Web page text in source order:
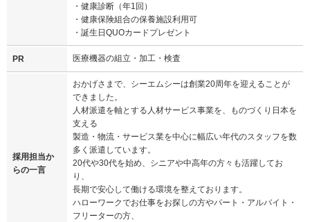
・健康診断（年1回）
・健康保険組合の保養施設利用可
・誕生日QUOカードプレゼント
PR 医療機器の組立・加工・検査
採用担当か
らの一言
おかげさまで、シーエムシーは創業20周年を迎えることが
できました。
人材派遣を軸とする人材サービス事業を、ものづくり日本を
支える
製造・物流・サービス業を中心に幅広い年代のスタッフを数
多く派遣しています。
20代や30代を始め、シニアや中高年の方々も活躍してお
り、
長期で安心して働ける環境を整えております。
ハローワークでお仕事をお探しの方やパート・アルバイト・
フリーターの方、